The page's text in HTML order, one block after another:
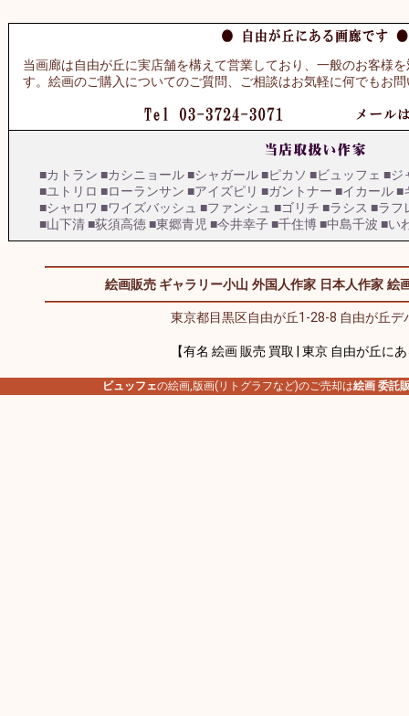
当画廊は自由が丘に実店舗を構えて営業しており、一般のお客様
す。絵画のご購入についてのご質問、ご相談はお気軽に何でもお
■カトラン ■カシニョール■シャガール■ピカソ ■ビュッフェ ■ジ
■ユトリロ ■ローランサン ■アイズピリ ■ガントナー ■イカール■
■シャロワ ■ワイズバッシュ ■ファンシュ ■ゴリチ ■ラシス ■ラフ
■山下清■荻須高徳■東郷青児 ■今井幸子■千住博■中島千波 ■い
絵画販売 ギャラリー小山 外国人作家 日本人作家 絵
東京都目黒区自由が丘1-28-8 自由が丘デ
【有名 絵画 販売 買取 | 東京 自由が丘に
ビュッフェの絵画,版画(リトグラフなど)のご売却は絵画 委託